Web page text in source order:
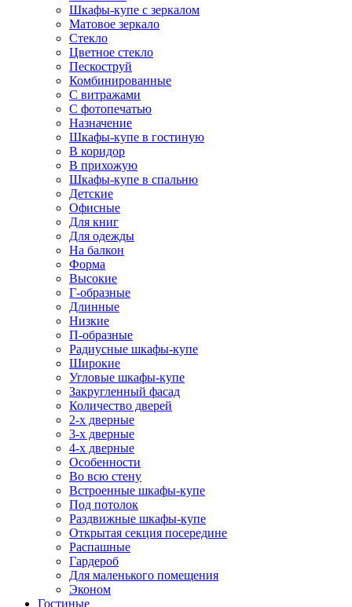
Шкафы-купе с зеркалом
Матовое зеркало
Стекло
Цветное стекло
Пескоструй
Комбинированные
С витражами
С фотопечатью
Назначение
Шкафы-купе в гостиную
В коридор
В прихожую
Шкафы-купе в спальню
Детские
Офисные
Для книг
Для одежды
На балкон
Форма
Высокие
Г-образные
Длинные
Низкие
П-образные
Радиусные шкафы-купе
Широкие
Угловые шкафы-купе
Закругленный фасад
Количество дверей
2-х дверные
3-х дверные
4-х дверные
Особенности
Во всю стену
Встроенные шкафы-купе
Под потолок
Раздвижные шкафы-купе
Открытая секция посередине
Распашные
Гардероб
Для маленького помещения
Эконом
Гостиные